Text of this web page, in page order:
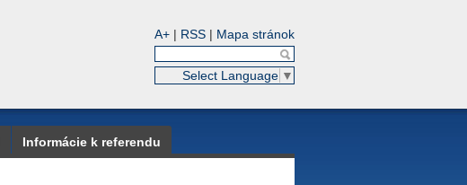
A+ | RSS | Mapa stránok
Select Language ▼
Informácie k referendu